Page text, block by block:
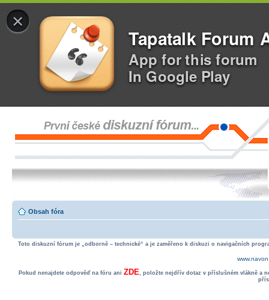
×
Tapatalk Forum
App for this forum
In Google Play
Obsah fóra
Toto diskuzní fórum je „odborně – technické“ a je zaměřeno k diskuzi o navigačních
Pokud nenajdete odpověď na fóru ani ZDE, položte nejdřív dotaz v příslušném vlákně a